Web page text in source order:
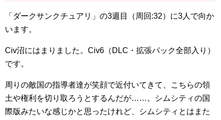
「ダークサンクチュアリ」の3週目（周回:32）に3人で向か
います。
Civ沼にはまりました。Civ6（DLC・拡張パック全部入り）
です。
周りの敵国の指導者達が笑顔で近付いてきて、こちらの領
土や権利を切り取ろうとするんだが……。シムシティの国
際版みたいな感じかと思ったけれど、シムシティとはまた